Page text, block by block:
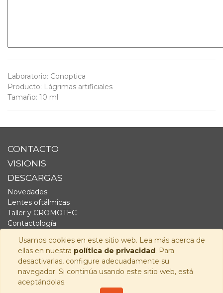
Usamos cookies en este sitio web. Lea más acerca de
ellas en nuestra política de privacidad. Para
desactivarlas, configure adecuadamente su
navegador. Si continúa usando este sitio web, está
aceptándolas.
Laboratorio: Conoptica
Producto: Lágrimas artificiales
Tamaño: 10 ml
CONTACTO
VISIONIS
DESCARGAS
Novedades
Lentes oftálmicas
Taller y CROMOTEC
Contactología
Fornitura
Audiología
SÍGUENOS